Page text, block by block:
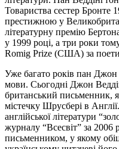
Товариства сестер Бронте
престижною у
літературну премію
у 1999 році, а три роки
Romig Prize (США) за
Уже багато років пан Джон
мови. Сьогодні Джон
британський письменник,
містечку Шрусбері в
англійської літератури
журналу “Всесвіт” за 2006
письменником, у якому